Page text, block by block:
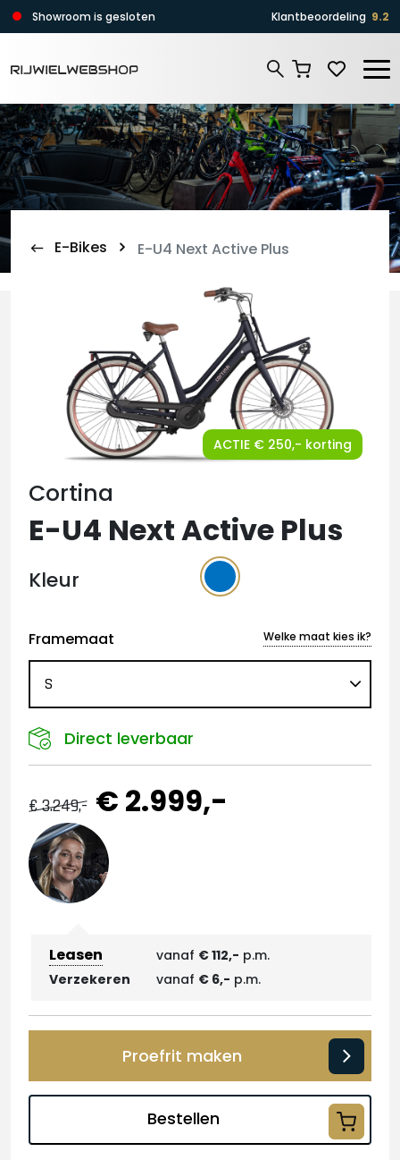
Zoeken
Showroom is gesloten Klantbeoordeling 9.2
E-Bikes E-U4 Next Active Plus
ACTIE € 250,- korting
Cortina
E-U4 Next Active Plus
Kleur
Framemaat Welke maat kies ik?
Direct leverbaar
€ 3.249,- € 2.999,-
Leasen vanaf € 112,- p.m.
Verzekeren
vanaf € 6,- p.m.
Proefrit maken
Bestellen